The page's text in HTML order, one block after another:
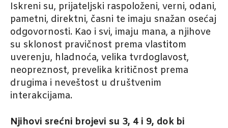
Iskreni su, prijateljski raspoloženi, verni, odani,
pametni, direktni, časni te imaju snažan osećaj
odgovornosti. Kao i svi, imaju mana, a njihove
su sklonost pravičnost prema vlastitom
uverenju, hladnoća, velika tvrdoglavost,
neopreznost, prevelika kritičnost prema
drugima i neveštost u društvenim
interakcijama.
Njihovi srećni brojevi su 3, 4 i 9, dok bi